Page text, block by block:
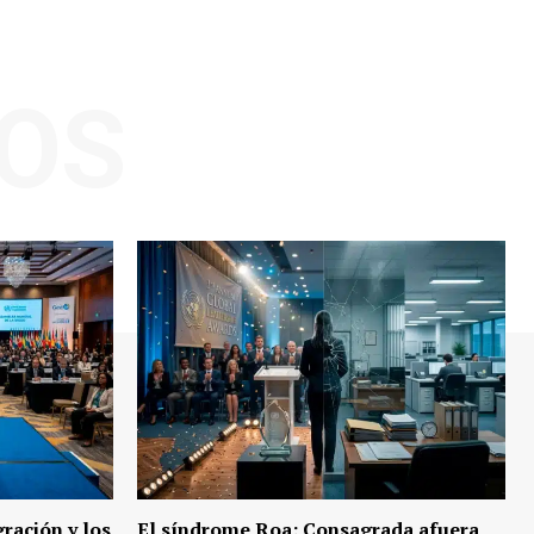
y los El síndrome Roa: Consagrada afuera,